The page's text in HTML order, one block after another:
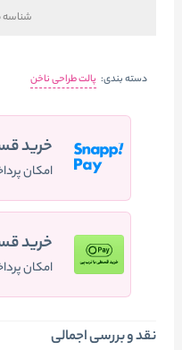
دسته بندی: پالت طراحی ناخن
خرید
امکان پرداخت
خرید
امکان پرداخت
نقد و بررسی اجمالی